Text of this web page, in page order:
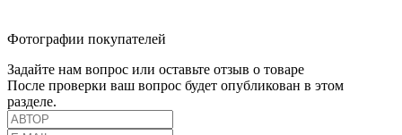
Фотографии покупателей
Задайте нам вопрос или оставьте отзыв о товаре
После проверки ваш вопрос будет опубликован в этом
разделе.